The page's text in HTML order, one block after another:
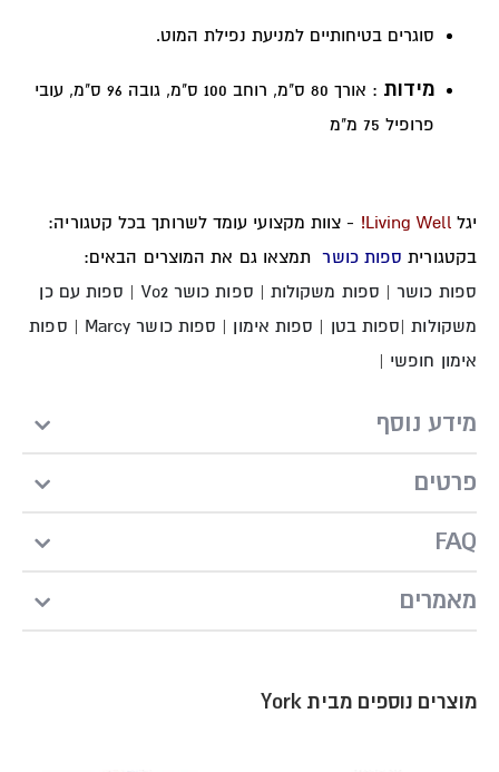
סוגרים בטיחותיים למניעת נפילת המוט.
מידות
: אורך 80 ס"מ, רוחב 100 ס"מ, גובה 96 ס"מ, עובי
פרופיל 75 מ"מ
יגל Living Well!
- צוות מקצועי עומד לשרותך בכל קטגוריה:
בקטגורית ספות כושר תמצאו גם את המוצרים הבאים:
ספות כושר| ספות משקולות | ספות כושר Vo2 | ספות עם כן
משקולות|ספות בטן | ספות אימון | ספות כושר Marcy | ספות
אימון חופשי |
מידע נוסף
פרטים
FAQ
מאמרים
מוצרים נוספים מבית York